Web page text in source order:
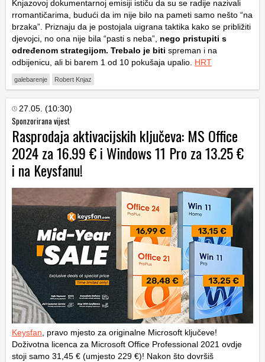
Knjazovoj dokumentarnoj emisiji ističu da su se radije nazivali
rromantičarima, budući da im nije bilo na pameti samo nešto “na
brzaka”. Priznaju da je postojala uigrana taktika kako se približiti
djevojci, no ona nije bila “pasti s neba”, nego pristupiti s
određenom strategijom. Trebalo je biti spreman i na
odbijenicu, ali bi barem 1 od 10 pokušaja upalio. HRT
galebarenje Robert Knjaz
27.05. (10:30)
Sponzorirana vijest
Rasprodaja aktivacijskih ključeva: MS Office
2024 za 16.99 € i Windows 11 Pro za 13.25 €
i na Keysfanu!
Keysfan , pravo mjesto za originalne Microsoft ključeve!
Doživotna licenca za Microsoft Office Professional 2021 ovdje
stoji samo 31,45 € (umjesto 229 €)! Nakon što dovršiš